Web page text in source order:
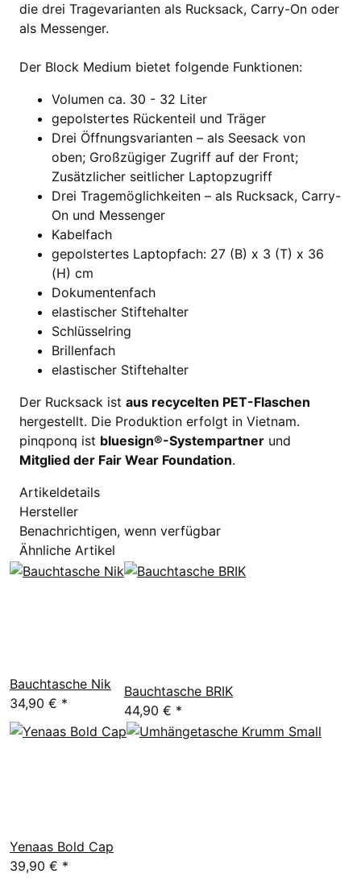
die drei Tragevarianten als Rucksack, Carry-On oder
als Messenger.
Der Block Medium bietet folgende Funktionen:
Volumen ca. 30 - 32 Liter
gepolstertes Rückenteil und Träger
Drei Öffnungsvarianten – als Seesack von
oben; Großzügiger Zugriff auf der Front;
Zusätzlicher seitlicher Laptopzugriff
Drei Tragemöglichkeiten – als Rucksack, Carry-
On und Messenger
Kabelfach
gepolstertes Laptopfach: 27 (B) x 3 (T) x 36
(H) cm
Dokumentenfach
elastischer Stiftehalter
Schlüsselring
Brillenfach
elastischer Stiftehalter
Der Rucksack ist aus recycelten PET-Flaschen
hergestellt. Die Produktion erfolgt in Vietnam.
pinqponq ist bluesign®-Systempartner und
Mitglied der Fair Wear Foundation.
Artikeldetails
Hersteller
Benachrichtigen, wenn verfügbar
Ähnliche Artikel
Bauchtasche Nik
34,90 € *
Bauchtasche BRIK
44,90 € *
Yenaas Bold Cap
39,90 € *